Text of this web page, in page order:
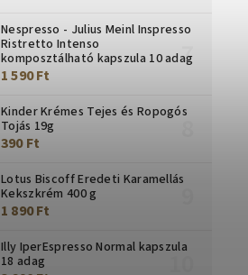
Nespresso - Julius Meinl Inspresso
Ristretto Intenso
komposztálható kapszula 10 adag
1 590 Ft
Kinder Krémes Tejes és Ropogós
Tojás 19g
390 Ft
Lotus Biscoff Eredeti Karamellás
Kekszkrém 400 g
1 890 Ft
Illy IperEspresso Normal kapszula
18 adag